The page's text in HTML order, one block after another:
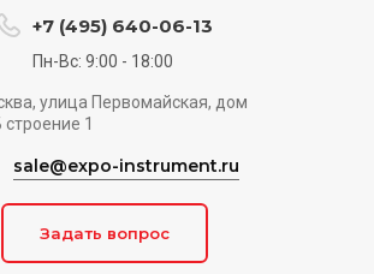
+7 (495) 640-06-13
Пн-Вс: 9:00 - 18:00
улица Первомайская, дом
строение 1
sale@expo-instrument.ru
Задать вопрос